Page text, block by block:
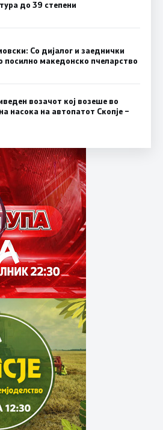
до 39 степени
Со дијалог и заеднички
посилно македонско пчеларство
возачот кој возеше во
насока на автопатот Скопје –